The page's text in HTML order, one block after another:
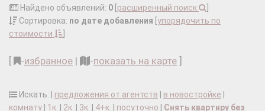
Найдено объявлений: 0 расширенный поиск
Сортировка: по дате добавления упорядочить по
стоимости
-избранное | -показать на карте
Искать: | предложения от агентств в новостройке
комнату
1к. 2к. 3к. 4+к. посуточно
Снять квартиру без